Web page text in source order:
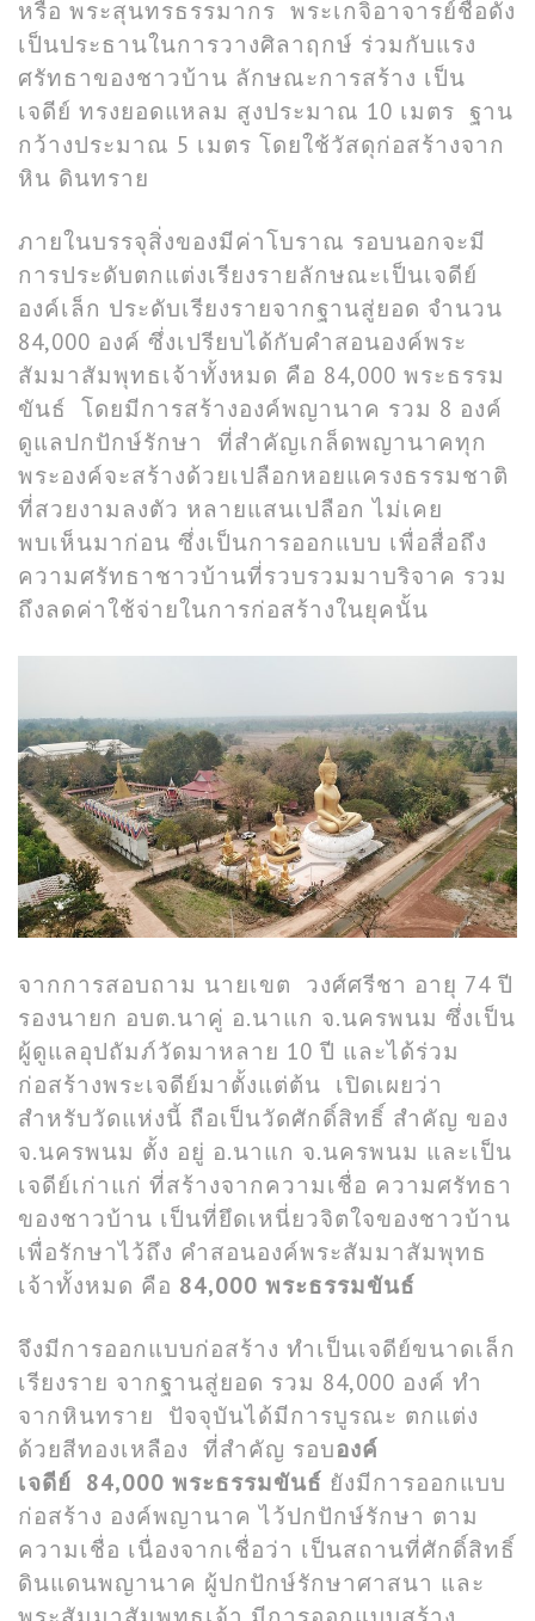
หรือ พระสุนทรธรรมากร พระเกจิอาจารย์ชื่อดัง
เป็นประธานในการวางศิลาฤกษ์ ร่วมกับแรง
ศรัทธาของชาวบ้าน ลักษณะการสร้าง เป็น
เจดีย์ ทรงยอดแหลม สูงประมาณ 10 เมตร ฐาน
กว้างประมาณ 5 เมตร โดยใช้วัสดุก่อสร้างจาก
หิน ดินทราย
ภายในบรรจุสิ่งของมีค่าโบราณ รอบนอกจะมี
การประดับตกแต่งเรียงรายลักษณะเป็นเจดีย์
องค์เล็ก ประดับเรียงรายจากฐานสู่ยอด จำนวน
84,000 องค์ ซึ่งเปรียบได้กับคำสอนองค์พระ
สัมมาสัมพุทธเจ้าทั้งหมด คือ 84,000 พระธรรม
ขันธ์ โดยมีการสร้างองค์พญานาค รวม 8 องค์
ดูแลปกปักษ์รักษา ที่สำคัญเกล็ดพญานาคทุก
พระองค์จะสร้างด้วยเปลือกหอยแครงธรรมชาติ
ที่สวยงามลงตัว หลายแสนเปลือก ไม่เคย
พบเห็นมาก่อน ซึ่งเป็นการออกแบบ เพื่อสื่อถึง
ความศรัทธาชาวบ้านที่รวบรวมมาบริจาค รวม
ถึงลดค่าใช้จ่ายในการก่อสร้างในยุคนั้น
จากการสอบถาม นายเขต วงศ์ศรีชา อายุ 74 ปี
รองนายก อบต.นาคู่ อ.นาแก จ.นครพนม ซึ่งเป็น
ผู้ดูแลอุปถัมภ์วัดมาหลาย 10 ปี และได้ร่วม
ก่อสร้างพระเจดีย์มาตั้งแต่ต้น เปิดเผยว่า
สำหรับวัดแห่งนี้ ถือเป็นวัดศักดิ์สิทธิ์ สำคัญ ของ
จ.นครพนม ตั้ง อยู่ อ.นาแก จ.นครพนม และเป็น
เจดีย์เก่าแก่ ที่สร้างจากความเชื่อ ความศรัทธา
ของชาวบ้าน เป็นที่ยึดเหนี่ยวจิตใจของชาวบ้าน
เพื่อรักษาไว้ถึง คำสอนองค์พระสัมมาสัมพุทธ
เจ้าทั้งหมด คือ 84,000 พระธรรมขันธ์
จึงมีการออกแบบก่อสร้าง ทำเป็นเจดีย์ขนาดเล็ก
เรียงราย จากฐานสู่ยอด รวม 84,000 องค์ ทำ
จากหินทราย ปัจจุบันได้มีการบูรณะ ตกแต่ง
ด้วยสีทองเหลือง ที่สำคัญ รอบองค์
เจดีย์ 84,000 พระธรรมขันธ์ ยังมีการออกแบบ
ก่อสร้าง องค์พญานาค ไว้ปกปักษ์รักษา ตาม
ความเชื่อ เนื่องจากเชื่อว่า เป็นสถานที่ศักดิ์สิทธิ์
ดินแดนพญานาค ผู้ปกปักษ์รักษาศาสนา และ